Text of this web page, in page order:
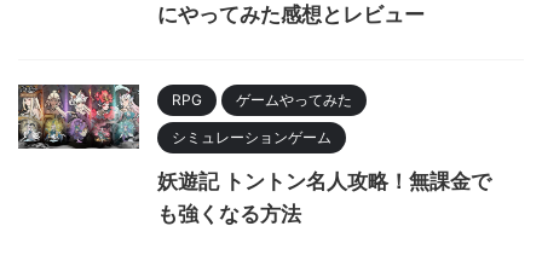
にやってみた感想とレビュー
RPG ゲームやってみた
シミュレーションゲーム
妖遊記 トントン名人攻略！無課金で
も強くなる方法